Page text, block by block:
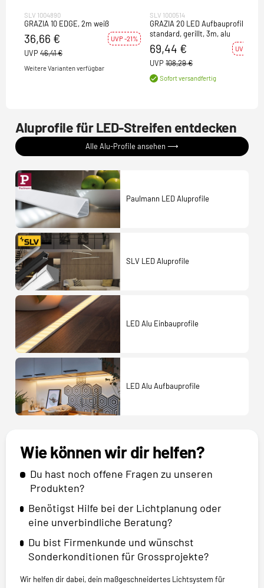
SLV 1004890
GRAZIA 10 EDGE, 2m weiß
36,66 € UVP -21%
UVP 46,41 €
Weitere Varianten verfügbar
SLV 1000514
GRAZIA 20 LED Aufbauprofil,
standard, gerillt, 3m, alu
69,44 € UVP -36%
UVP 108,29 €
Sofort versandfertig
Aluprofile für LED-Streifen entdecken
Alle Alu-Profile ansehen ⟶
Paulmann LED Aluprofile
SLV LED Aluprofile
LED Alu Einbauprofile
LED Alu Aufbauprofile
Wie können wir dir helfen?
Du hast noch offene Fragen zu unseren
Produkten?
Benötigst Hilfe bei der Lichtplanung oder
eine unverbindliche Beratung?
Du bist Firmenkunde und wünschst
Sonderkonditionen für Grossprojekte?
Wir helfen dir dabei, dein maßgeschneidertes Lichtsystem für